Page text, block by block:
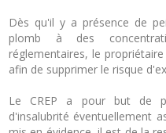
Dès qu'il y a présence de
plomb à des
réglementaires, le
afin de supprimer le risque
Le CREP a pour but de
d'insalubrité éventuellement